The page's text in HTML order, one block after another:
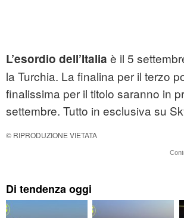
L’esordio dell’Italia è il 5
la Turchia. La finalina per il terzo
finalissima per il titolo saranno in
settembre. Tutto in esclusiva su
© RIPRODUZIONE VIETATA
Di tendenza oggi